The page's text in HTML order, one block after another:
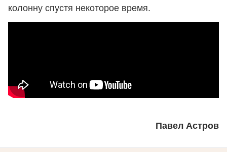
колонну спустя некоторое время.
Павел Астров